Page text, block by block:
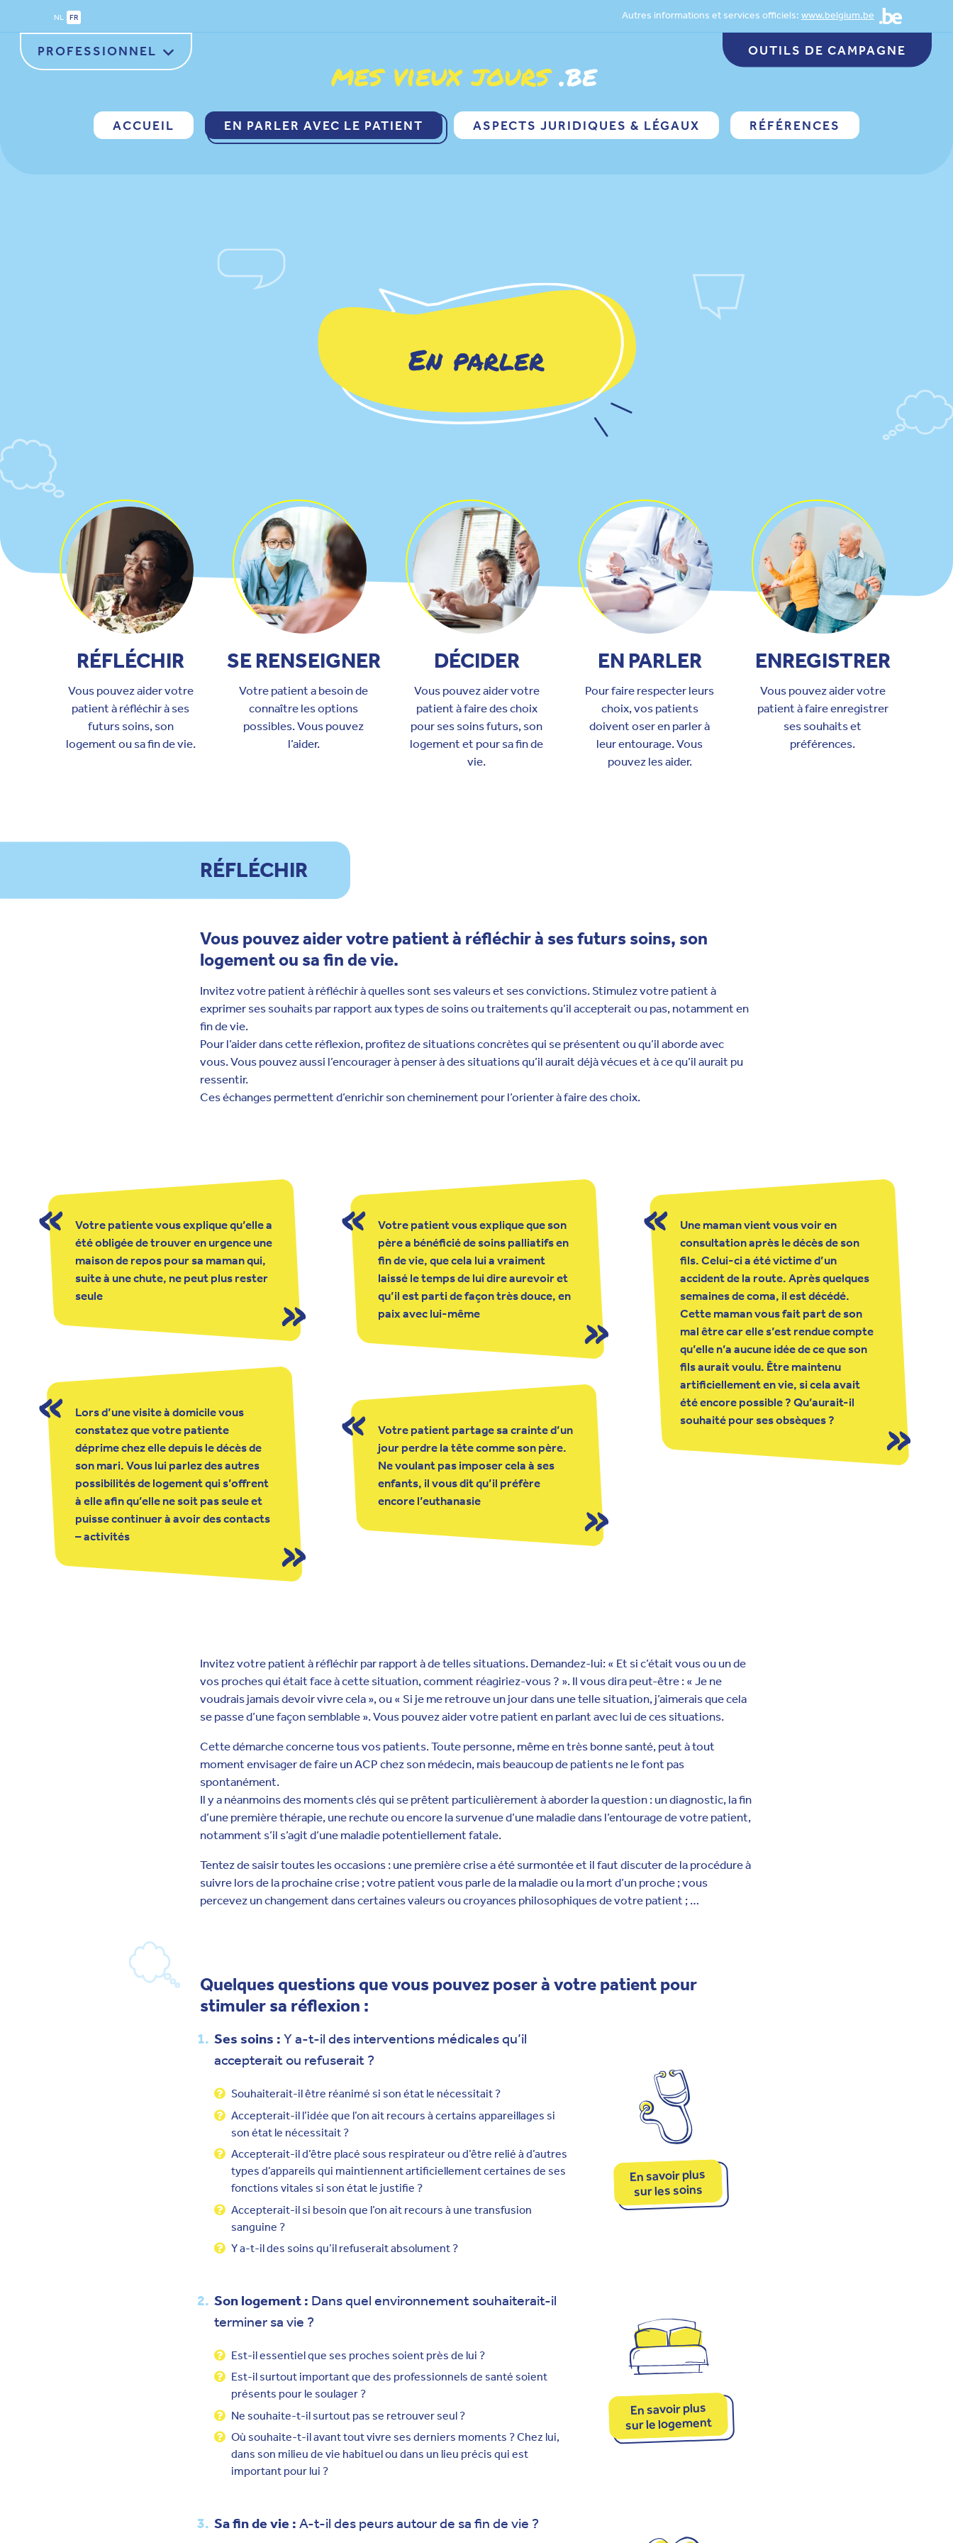
NL FR Autres informations et services officiels: www.belgium.be
PROFESSIONNEL OUTILS DE CAMPAGNE
ACCUEIL EN PARLER AVEC LE PATIENT ASPECTS JURIDIQUES & LÉGAUX RÉFÉRENCES
En parler
RÉFLÉCHIR
Vous pouvez aider votre
patient à réfléchir à ses
futurs soins, son
logement ou sa fin de vie.
SE RENSEIGNER
Votre patient a besoin de
connaître les options
possibles. Vous pouvez
l’aider.
DÉCIDER
Vous pouvez aider votre
patient à faire des choix
pour ses soins futurs, son
logement et pour sa fin de
vie.
EN PARLER
Pour faire respecter leurs
choix, vos patients
doivent oser en parler à
leur entourage. Vous
pouvez les aider.
ENREGISTRER
Vous pouvez aider votre
patient à faire enregistrer
ses souhaits et
préférences.
RÉFLÉCHIR
Vous pouvez aider votre patient à réfléchir à ses futurs soins, son
logement ou sa fin de vie.
Invitez votre patient à réfléchir à quelles sont ses valeurs et ses convictions. Stimulez votre patient à
exprimer ses souhaits par rapport aux types de soins ou traitements qu’il accepterait ou pas, notamment en
fin de vie.
Pour l’aider dans cette réflexion, profitez de situations concrètes qui se présentent ou qu’il aborde avec
vous. Vous pouvez aussi l’encourager à penser à des situations qu’il aurait déjà vécues et à ce qu’il aurait pu
ressentir.
Ces échanges permettent d’enrichir son cheminement pour l’orienter à faire des choix.
Votre patiente vous explique qu’elle a
été obligée de trouver en urgence une
maison de repos pour sa maman qui,
suite à une chute, ne peut plus rester
seule
Lors d’une visite à domicile vous
constatez que votre patiente
déprime chez elle depuis le décès de
son mari. Vous lui parlez des autres
possibilités de logement qui s’offrent
à elle afin qu’elle ne soit pas seule et
puisse continuer à avoir des contacts
– activités
Votre patient vous explique que son
père a bénéficié de soins palliatifs en
fin de vie, que cela lui a vraiment
laissé le temps de lui dire aurevoir et
qu’il est parti de façon très douce, en
paix avec lui-même
Votre patient partage sa crainte d’un
jour perdre la tête comme son père.
Ne voulant pas imposer cela à ses
enfants, il vous dit qu’il préfère
encore l’euthanasie
Une maman vient vous voir en
consultation après le décès de son
fils. Celui-ci a été victime d’un
accident de la route. Après quelques
semaines de coma, il est décédé.
Cette maman vous fait part de son
mal être car elle s’est rendue compte
qu’elle n’a aucune idée de ce que son
fils aurait voulu. Être maintenu
artificiellement en vie, si cela avait
été encore possible ? Qu’aurait-il
souhaité pour ses obsèques ?
Invitez votre patient à réfléchir par rapport à de telles situations. Demandez-lui: « Et si c’était vous ou un de
vos proches qui était face à cette situation, comment réagiriez-vous ? ». Il vous dira peut-être : « Je ne
voudrais jamais devoir vivre cela », ou « Si je me retrouve un jour dans une telle situation, j’aimerais que cela
se passe d’une façon semblable ». Vous pouvez aider votre patient en parlant avec lui de ces situations.
Cette démarche concerne tous vos patients. Toute personne, même en très bonne santé, peut à tout
moment envisager de faire un ACP chez son médecin, mais beaucoup de patients ne le font pas
spontanément.
Il y a néanmoins des moments clés qui se prêtent particulièrement à aborder la question : un diagnostic, la fin
d’une première thérapie, une rechute ou encore la survenue d’une maladie dans l’entourage de votre patient,
notamment s’il s’agit d’une maladie potentiellement fatale.
Tentez de saisir toutes les occasions : une première crise a été surmontée et il faut discuter de la procédure à
suivre lors de la prochaine crise ; votre patient vous parle de la maladie ou la mort d’un proche ; vous
percevez un changement dans certaines valeurs ou croyances philosophiques de votre patient ; …
Quelques questions que vous pouvez poser à votre patient pour
stimuler sa réflexion :
Ses soins : Y a-t-il des interventions médicales qu’il
accepterait ou refuserait ?
Souhaiterait-il être réanimé si son état le nécessitait ?
Accepterait-il l’idée que l’on ait recours à certains appareillages si
son état le nécessitait ?
Accepterait-il d’être placé sous respirateur ou d’être relié à d’autres
types d’appareils qui maintiennent artificiellement certaines de ses
fonctions vitales si son état le justifie ?
Accepterait-il si besoin que l’on ait recours à une transfusion
sanguine ?
Y a-t-il des soins qu’il refuserait absolument ?
En savoir plus
sur les soins
Son logement : Dans quel environnement souhaiterait-il
terminer sa vie ?
Est-il essentiel que ses proches soient près de lui ?
Est-il surtout important que des professionnels de santé soient
présents pour le soulager ?
Ne souhaite-t-il surtout pas se retrouver seul ?
Où souhaite-t-il avant tout vivre ses derniers moments ? Chez lui,
dans son milieu de vie habituel ou dans un lieu précis qui est
important pour lui ?
En savoir plus
sur le logement
Sa fin de vie : A-t-il des peurs autour de sa fin de vie ?